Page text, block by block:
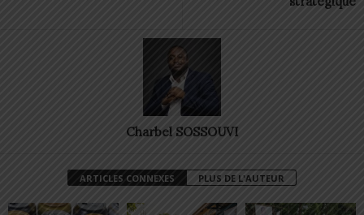
Charbel SOSSOUVI
ARTICLES CONNEXES PLUS DE L'AUTEUR